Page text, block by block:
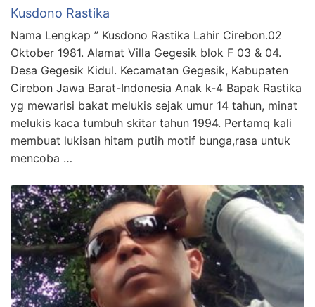
Kusdono Rastika
Nama Lengkap ” Kusdono Rastika Lahir Cirebon.02
Oktober 1981. Alamat Villa Gegesik blok F 03 & 04.
Desa Gegesik Kidul. Kecamatan Gegesik, Kabupaten
Cirebon Jawa Barat-Indonesia Anak k-4 Bapak Rastika
yg mewarisi bakat melukis sejak umur 14 tahun, minat
melukis kaca tumbuh skitar tahun 1994. Pertamq kali
membuat lukisan hitam putih motif bunga,rasa untuk
mencoba …